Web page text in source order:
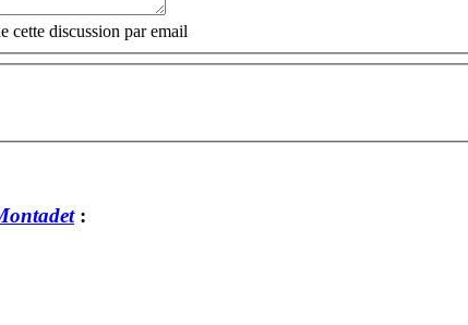
cette discussion par email
: